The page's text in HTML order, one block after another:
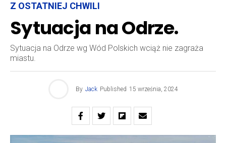
Z OSTATNIEJ CHWILI
Sytuacja na Odrze.
Sytuacja na Odrze wg Wód Polskich wciąż nie zagraża
miastu.
By Jack Published 15 września, 2024